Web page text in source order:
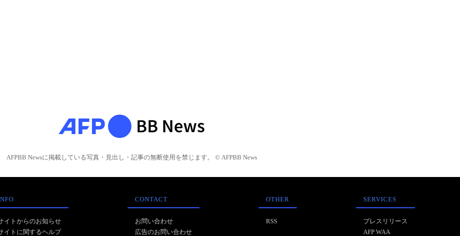
AFPBB Newsに掲載している写真・見出し・記事の無断使用を禁じます。 © AFPBB News
イトからのお知らせ
イトに関するヘルプ
CONTACT
お問い合わせ
広告のお問い合わせ
OTHER
RSS
SERVICES
プレスリリース
AFP WAA